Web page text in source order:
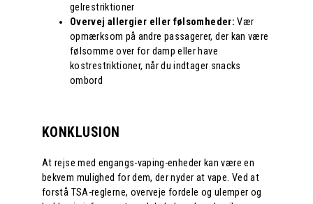
gelrestriktioner
Overvej allergier eller følsomheder:Vær
opmærksom på andre passagerer, der kan være
følsomme over for damp eller have
kostrestriktioner, når du indtager snacks
ombord
KONKLUSION
At rejse med engangs-vaping-enheder kan være en
bekvem mulighed for dem, der nyder at vape. Ved at
forstå TSA-reglerne, overveje fordele og ulemper og